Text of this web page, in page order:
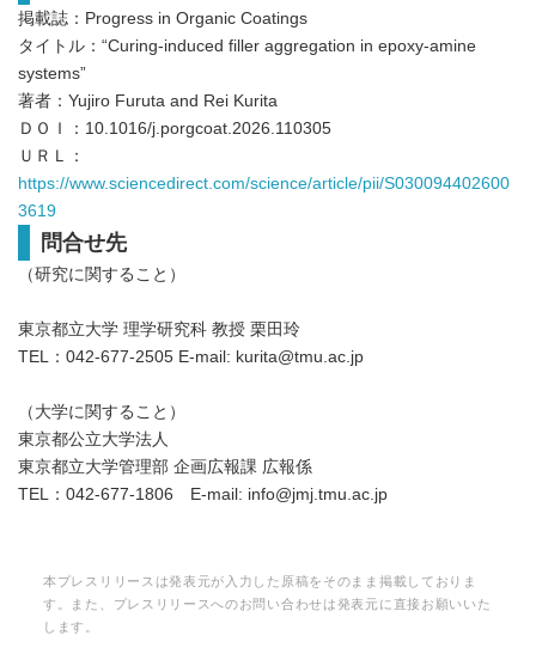
掲載誌：Progress in Organic Coatings
タイトル：“Curing-induced filler aggregation in epoxy-amine
systems”
著者：Yujiro Furuta and Rei Kurita
ＤＯＩ：10.1016/j.porgcoat.2026.110305
ＵＲＬ：
https://www.sciencedirect.com/science/article/pii/S030094402600
3619
問合せ先
（研究に関すること）
東京都立大学 理学研究科 教授 栗田玲
TEL：042-677-2505 E-mail: kurita@tmu.ac.jp
（大学に関すること）
東京都公立大学法人
東京都立大学管理部 企画広報課 広報係
TEL：042-677-1806 E-mail: info@jmj.tmu.ac.jp
本プレスリリースは発表元が入力した原稿をそのまま掲載しておりま
す。また、プレスリリースへのお問い合わせは発表元に直接お願いいた
します。